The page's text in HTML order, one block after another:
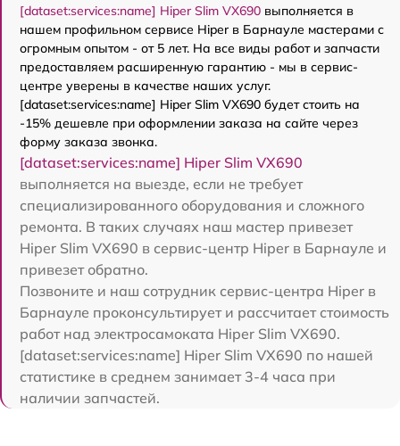
[dataset:services:name] Hiper Slim VX690 выполняется в
нашем профильном сервисе Hiper в Барнауле мастерами с
огромным опытом - от 5 лет. На все виды работ и запчасти
предоставляем расширенную гарантию - мы в сервис-
центре уверены в качестве наших услуг.
[dataset:services:name] Hiper Slim VX690 будет стоить на
-15% дешевле при оформлении заказа на сайте через
форму заказа звонка.
[dataset:services:name] Hiper Slim VX690
выполняется на выезде, если не требует
специализированного оборудования и сложного
ремонта. В таких случаях наш мастер привезет
Hiper Slim VX690 в сервис-центр Hiper в Барнауле и
привезет обратно.
Позвоните и наш сотрудник сервис-центра Hiper в
Барнауле проконсультирует и рассчитает стоимость
работ над электросамоката Hiper Slim VX690.
[dataset:services:name] Hiper Slim VX690 по нашей
статистике в среднем занимает 3-4 часа при
наличии запчастей.